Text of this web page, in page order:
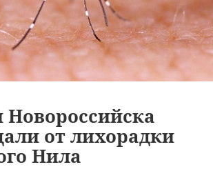
от лихорадки
Нила